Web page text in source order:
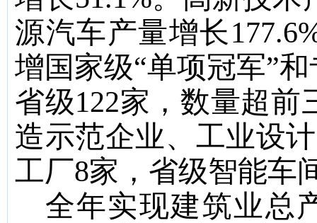
源汽车产量增长
增国家级“单项冠军”
省级122家，数量超前
造示范企业、工业设
工厂8家，省级智能车
全年实现建筑业总